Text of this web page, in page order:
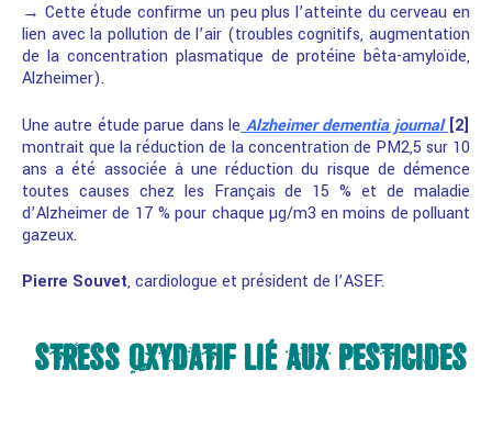
→ Cette étude confirme un peu plus l’atteinte du cerveau en
lien avec la pollution de l’air (troubles cognitifs, augmentation
de la concentration plasmatique de protéine bêta-amyloïde,
Alzheimer).
Une autre étude parue dans le Alzheimer dementia journal [2]
montrait que la réduction de la concentration de PM2,5 sur 10
ans a été associée à une réduction du risque de démence
toutes causes chez les Français de 15 % et de maladie
d’Alzheimer de 17 % pour chaque µg/m3 en moins de polluant
gazeux.
Pierre Souvet, cardiologue et président de l’ASEF.
STRESS OXYDATIF LIÉ AUX PESTICIDES